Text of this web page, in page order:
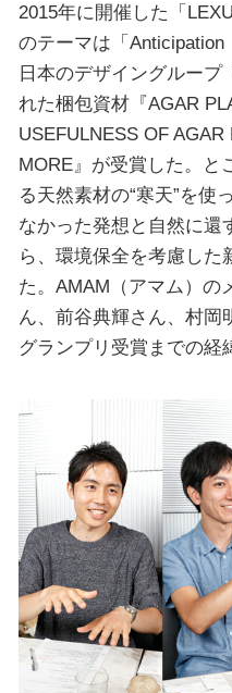
2015年に開催した「
のテーマは「Anticipation
日本のデザイングループ
れた梱包資材『AGAR
USEFULNESS OF
MORE』が受賞した。と
る天然素材の“寒天”を使
なかった発想と自然に還
ら、環境保全を考慮し
た。AMAM（アマム）の
ん、前谷典輝さん、村岡
グランプリ受賞までの経